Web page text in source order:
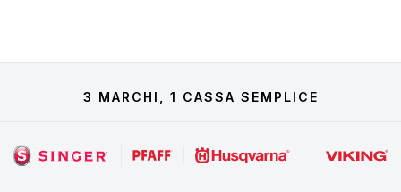
3 MARCHI, 1 CASSA SEMPLICE